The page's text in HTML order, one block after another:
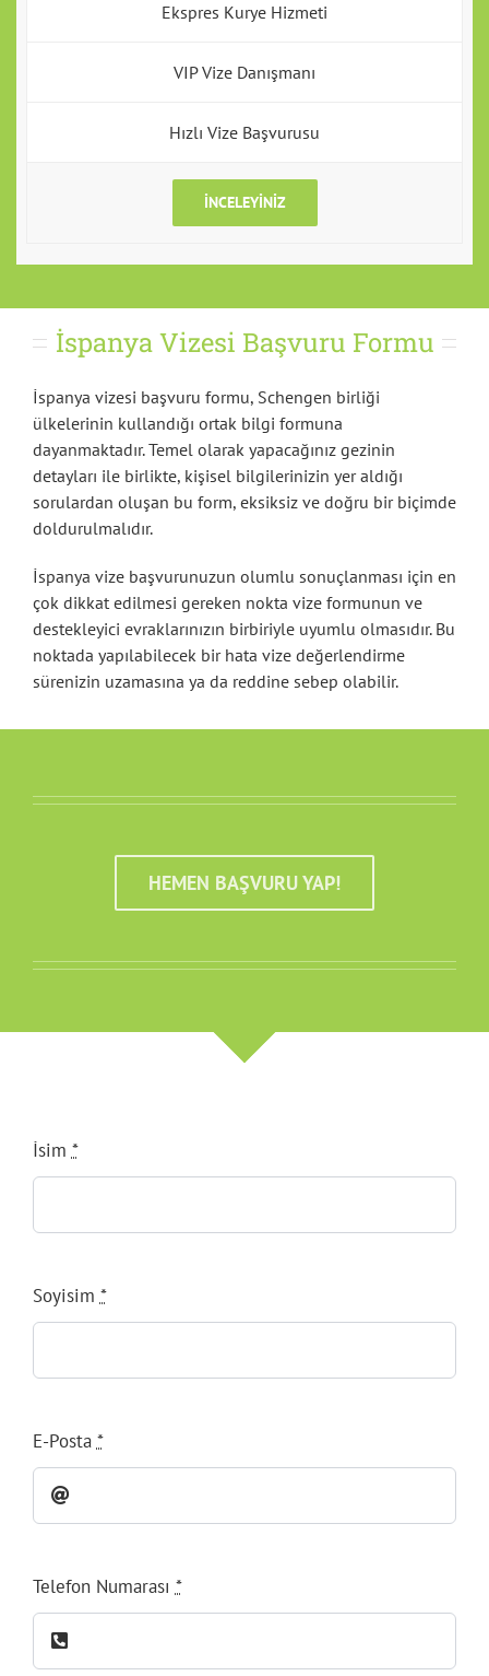
Ekspres Kurye Hizmeti
VIP Vize Danışmanı
Hızlı Vize Başvurusu
İNCELEYINIZ
İspanya Vizesi Başvuru Formu
İspanya vizesi başvuru formu, Schengen birliği
ülkelerinin kullandığı ortak bilgi formuna
dayanmaktadır. Temel olarak yapacağınız gezinin
detayları ile birlikte, kişisel bilgilerinizin yer aldığı
sorulardan oluşan bu form, eksiksiz ve doğru bir biçimde
doldurulmalıdır.
İspanya vize başvurunuzun olumlu sonuçlanması için en
çok dikkat edilmesi gereken nokta vize formunun ve
destekleyici evraklarınızın birbiriyle uyumlu olmasıdır. Bu
noktada yapılabilecek bir hata vize değerlendirme
sürenizin uzamasına ya da reddine sebep olabilir.
HEMEN BAŞVURU YAP!
İsim *
Soyisim *
E-Posta *
Telefon Numarası *